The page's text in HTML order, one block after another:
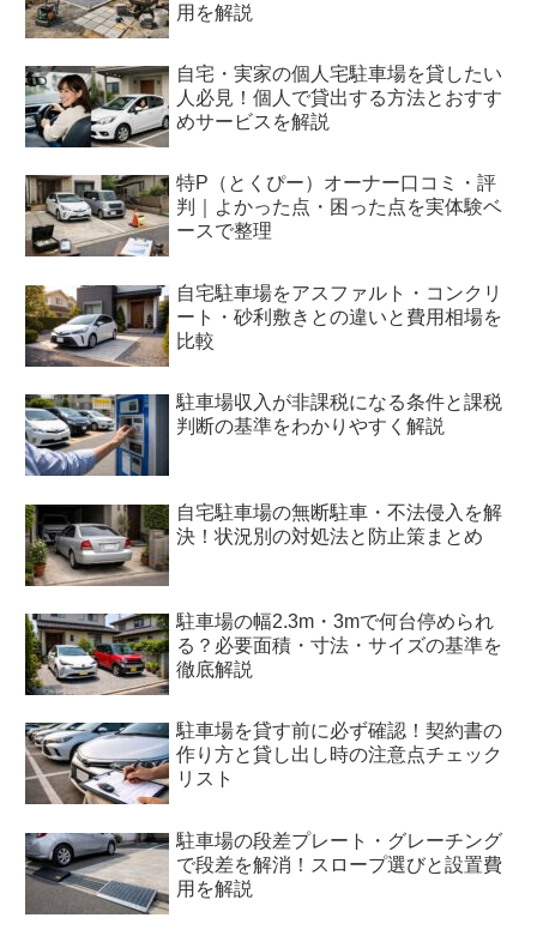
用を解説
自宅・実家の個人宅駐車場を貸したい
人必見！個人で貸出する方法とおすす
めサービスを解説
特P（とくぴー）オーナー口コミ・評
判｜よかった点・困った点を実体験ベ
ースで整理
自宅駐車場をアスファルト・コンクリ
ート・砂利敷きとの違いと費用相場を
比較
駐車場収入が非課税になる条件と課税
判断の基準をわかりやすく解説
自宅駐車場の無断駐車・不法侵入を解
決！状況別の対処法と防止策まとめ
駐車場の幅2.3m・3mで何台停められ
る？必要面積・寸法・サイズの基準を
徹底解説
駐車場を貸す前に必ず確認！契約書の
作り方と貸し出し時の注意点チェック
リスト
駐車場の段差プレート・グレーチング
で段差を解消！スロープ選びと設置費
用を解説